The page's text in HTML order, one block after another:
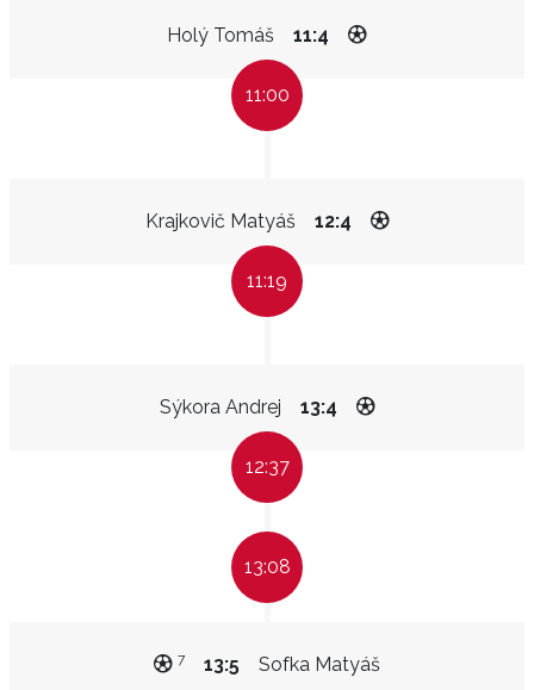
Holý Tomáš 11:4
11:00
Krajkovič Matyáš 12:4
11:19
Sýkora Andrej 13:4
12:37
13:08
Sofka Matyáš
13:5
7